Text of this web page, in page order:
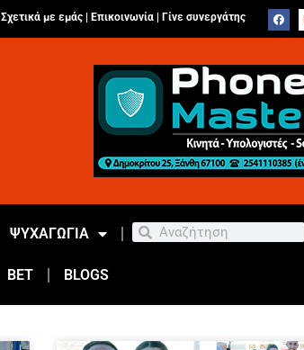
Σχετικά με εμάς | Επικοινωνία Γίνε συνεργάτης
ΨΥΧΑΓΩΓΙΑ
BET BLOGS